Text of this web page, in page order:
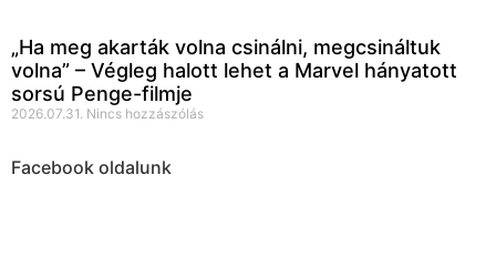
„Ha meg akarták volna csinálni, megcsináltuk
volna” – Végleg halott lehet a Marvel hányatott
sorsú Penge-filmje
2026.07.31. Nincs hozzászólás
Facebook oldalunk